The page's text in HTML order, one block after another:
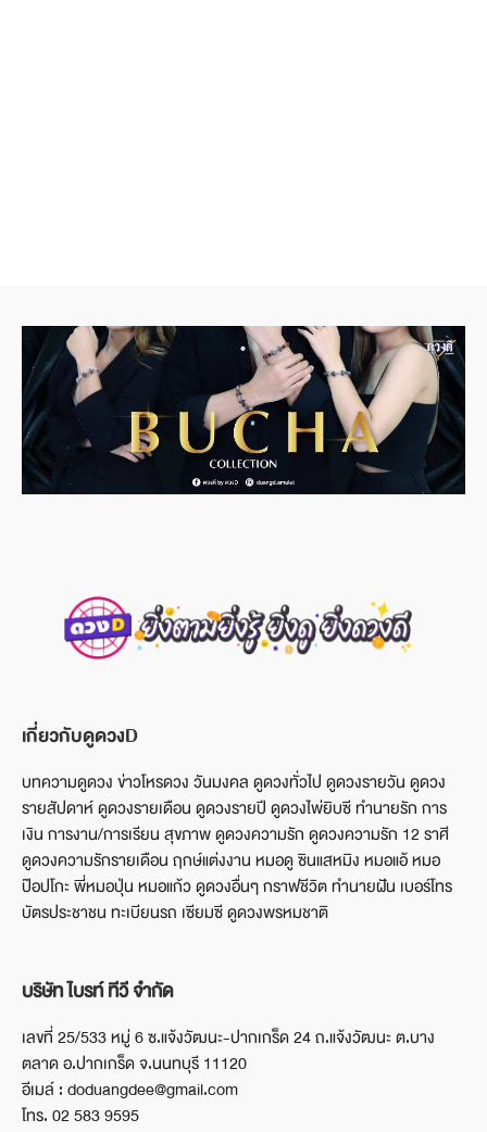
เกี่ยวกับดูดวงD
บทความดูดวง ข่าวโหรดวง วันมงคล ดูดวงทั่วไป ดูดวงรายวัน ดูดวง
รายสัปดาห์ ดูดวงรายเดือน ดูดวงรายปี ดูดวงไพ่ยิบซี ทำนายรัก การ
เงิน การงาน/การเรียน สุขภาพ ดูดวงความรัก ดูดวงความรัก 12 ราศี
ดูดวงความรักรายเดือน ฤกษ์แต่งงาน หมอดู ซินแสหมิง หมอแอ้ หมอ
ป๊อปโกะ พี่หมอปุ่น หมอแก้ว ดูดวงอื่นๆ กราฟชีวิต ทำนายฝัน เบอร์โทร
บัตรประชาชน ทะเบียนรถ เซียมซี ดูดวงพรหมชาติ
บริษัท ไบรท์ ทีวี จำกัด
เลขที่ 25/533 หมู่ 6 ซ.แจ้งวัฒนะ-ปากเกร็ด 24 ถ.แจ้งวัฒนะ ต.บาง
ตลาด อ.ปากเกร็ด จ.นนทบุรี 11120
อีเมล์ : doduangdee@gmail.com
โทร. 02 583 9595